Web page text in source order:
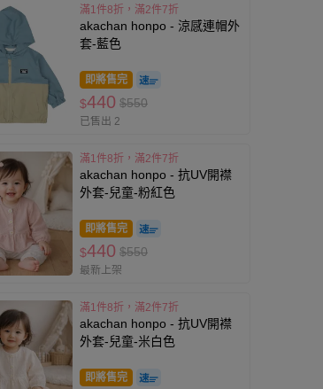
滿1件8折，滿2件7折
akachan honpo - 涼感連帽外
套-藍色
即將售完
$440 $550
已售出 2
滿1件8折，滿2件7折
akachan honpo - 抗UV開襟
外套-兒童-粉紅色
即將售完
$440 $550
最新上架
滿1件8折，滿2件7折
akachan honpo - 抗UV開襟
外套-兒童-米白色
即將售完